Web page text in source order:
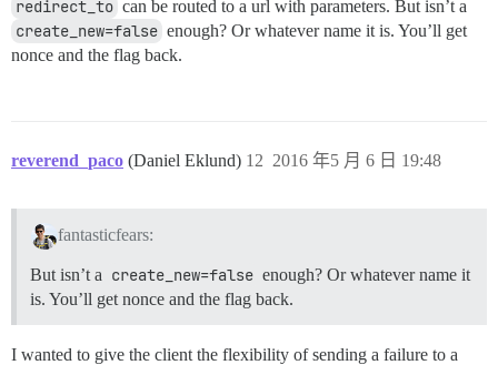
redirect_to can be routed to a url with parameters. But isn’t a
create_new=false enough? Or whatever name it is. You’ll get
nonce and the flag back.
reverend_paco (Daniel Eklund) 2016 年5 月 6 日 19:48
12
fantasticfears:
But isn’t a create_new=false enough? Or whatever name it
is. You’ll get nonce and the flag back.
I wanted to give the client the flexibility of sending a failure to a